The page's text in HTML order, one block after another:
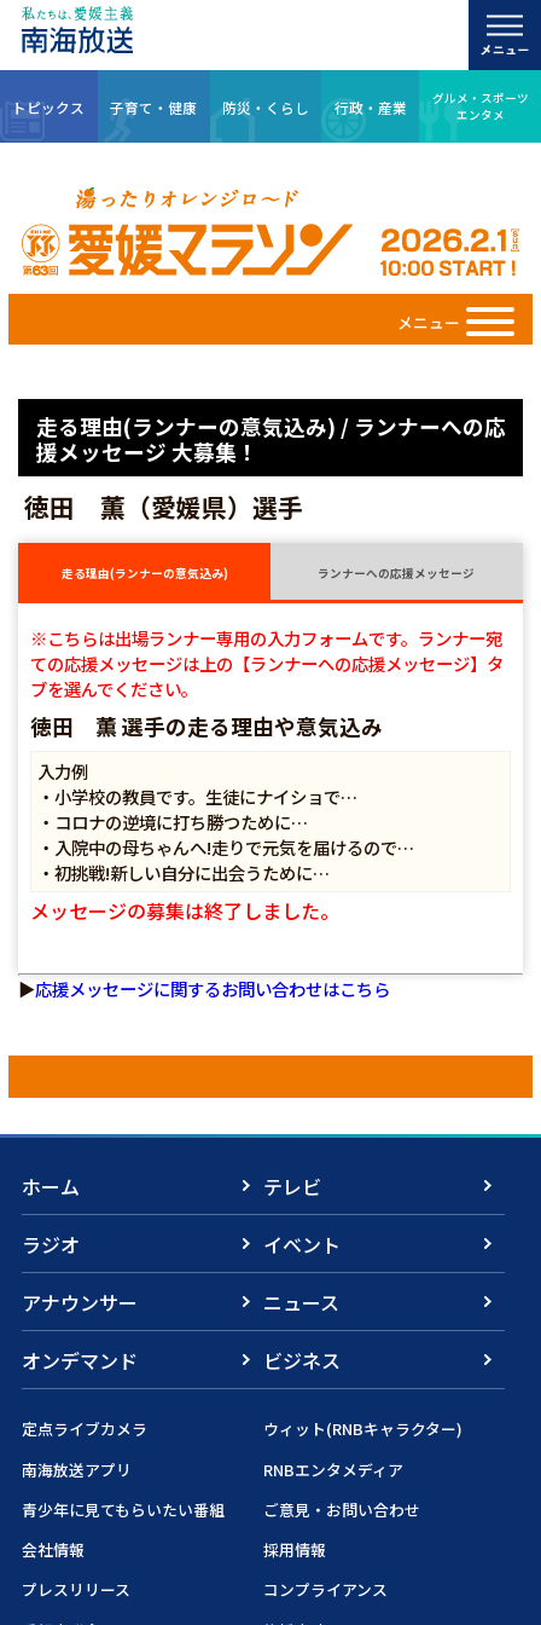
トピックス 子育て・健康 防災・くらし 行政・産業
グルメ・スポーツ
エンタメ
メニュー
走る理由(ランナーの意気込み) / ランナーへの応
援メッセージ 大募集！
徳田 薫（愛媛県）選手
走る理由(ランナーの意気込み) ランナーへの応援メッセージ
※こちらは出場ランナー専用の入力フォームです。ランナー宛
ての応援メッセージは上の【ランナーへの応援メッセージ】タ
ブを選んでください。
徳田 薫 選手の走る理由や意気込み
入力例
・小学校の教員です。生徒にナイショで…
・コロナの逆境に打ち勝つために…
・入院中の母ちゃんへ!走りで元気を届けるので…
・初挑戦!新しい自分に出会うために…
メッセージの募集は終了しました。
▶応援メッセージに関するお問い合わせはこちら
ホーム
テレビ
ラジオ
イベント
アナウンサー
ニュース
オンデマンド
ビジネス
定点ライブカメラ
ウィット(RNBキャラクター)
南海放送アプリ
RNBエンタメディア
青少年に見てもらいたい番組
ご意見・お問い合わせ
会社情報
採用情報
プレスリリース
コンプライアンス